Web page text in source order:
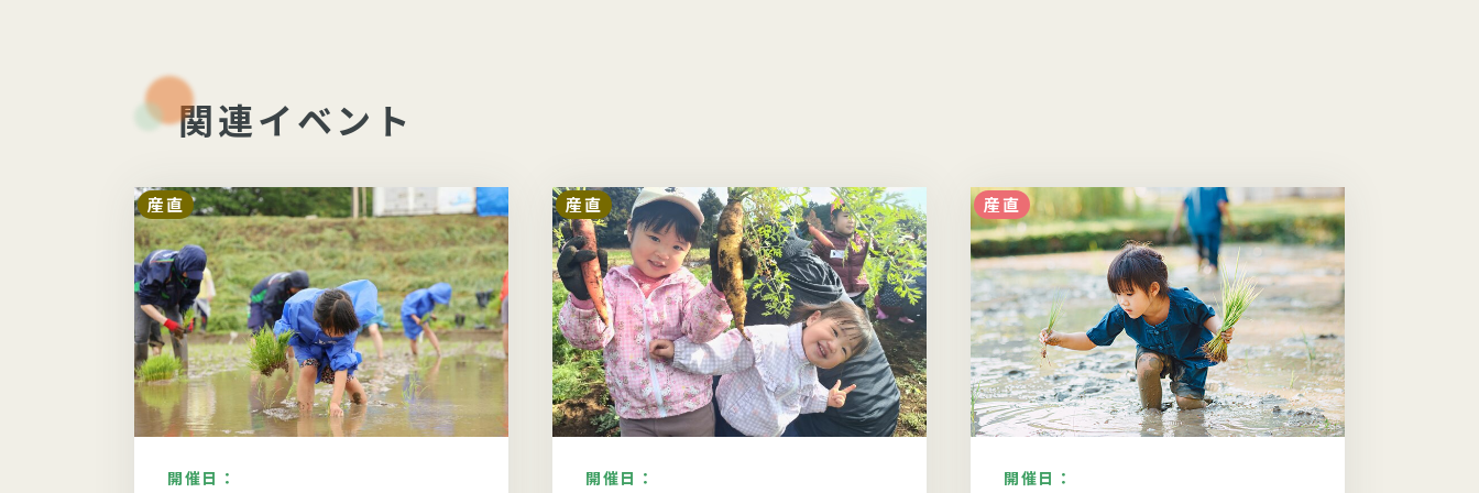
関連イベント
産直
開催日：
産直
開催日：
産直
開催日：